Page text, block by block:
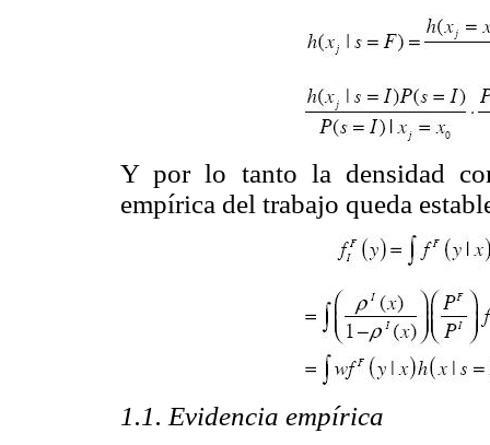
Y por lo tanto la densidad
empírica del trabajo queda
1.1. Evidencia empírica